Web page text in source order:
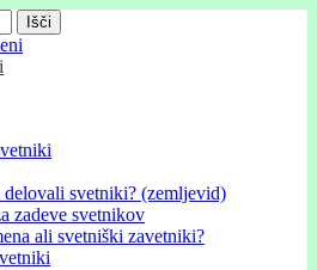
svetniki? (zemljevid)
zadeve svetnikov
ali svetniški zavetniki?